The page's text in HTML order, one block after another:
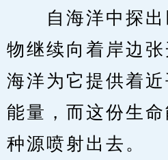
自海洋中探出
物继续向着岸边
海洋为它提供着
能量，而这份生
种源喷射出去。